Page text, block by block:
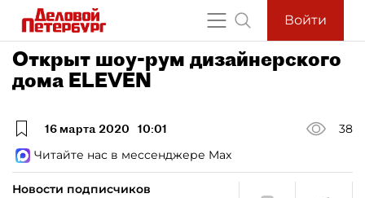
Войти
Открыт шоу-рум дизайнерского
дома ELEVEN
16 марта 2020 10:01
38
Читайте нас в мессенджере Max
Новости подписчиков